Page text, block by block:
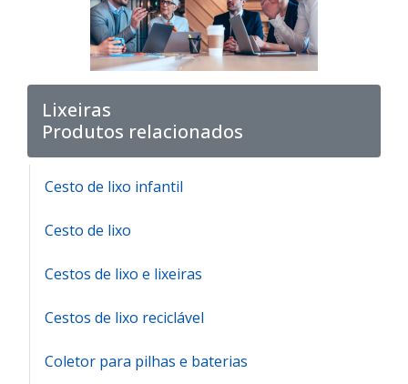
Lixeiras
Produtos relacionados
Cesto de lixo infantil
Cesto de lixo
Cestos de lixo e lixeiras
Cestos de lixo reciclável
Coletor para pilhas e baterias